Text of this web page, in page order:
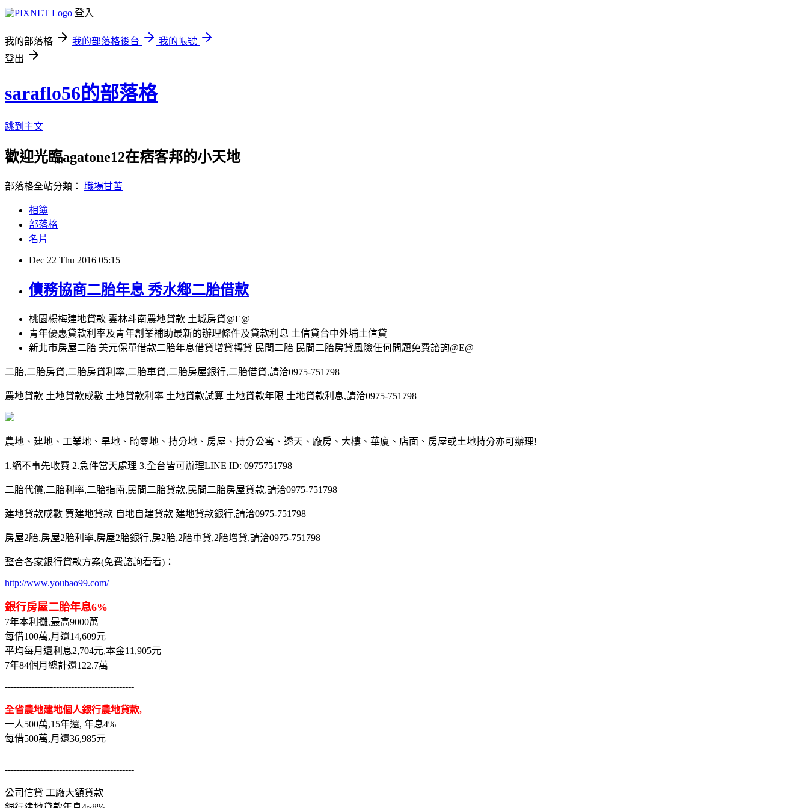
登入
我的部落格 我的部落格後台
我的帳號
登出
saraflo56的部落格
跳到主文
歡迎光臨agatone12在痞客邦的小天地
部落格全站分類： 職場甘苦
相簿
部落格
名片
Dec 22 Thu 2016 05:15
債務協商二胎年息 秀水鄉二胎借款
桃園楊梅建地貸款 雲林斗南農地貸款 土城房貸@E@
青年優惠貸款利率及青年創業補助最新的辦理條件及貸款利息 土信貸台中外埔土信貸
新北市房屋二胎 美元保單借款二胎年息借貸增貸轉貸 民間二胎 民間二胎房貸風險任何問題免費諮詢@E@
二胎,二胎房貸,二胎房貸利率,二胎車貸,二胎房屋銀行,二胎借貸,請洽0975-751798
農地貸款 土地貸款成數 土地貸款利率 土地貸款試算 土地貸款年限 土地貸款利息,請洽0975-751798
農地、建地、工業地、旱地、畸零地、持分地、房屋、持分公寓、透天、廠房、大樓、華廈、店面、房屋或土地持分亦可辦理!
1.絕不事先收費 2.急件當天處理 3.全台皆可辦理LINE ID: 0975751798
二胎代償,二胎利率,二胎指南,民間二胎貸款,民間二胎房屋貸款,請洽0975-751798
建地貸款成數 買建地貸款 自地自建貸款 建地貸款銀行,請洽0975-751798
房屋2胎,房屋2胎利率,房屋2胎銀行,房2胎,2胎車貸,2胎增貸,請洽0975-751798
整合各家銀行貸款方案(免費諮詢看看)：
http://www.youbao99.com/
銀行房屋二胎年息6%
7年本利攤,最高9000萬
每借100萬,月還14,609元
平均每月還利息2,704元,本金11,905元
7年84個月總計還122.7萬
-------------------------------------------
全省農地建地個人銀行農地貸款,
一人500萬,15年還, 年息4%
每借500萬,月還36,985元
-------------------------------------------
公司信貸 工廠大額貸款